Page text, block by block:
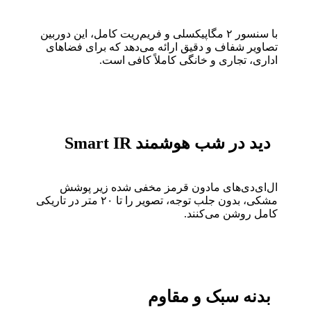
با سنسور ۲ مگاپیکسلی و فریم‌ریت کامل، این دوربین
تصاویر شفاف و دقیق ارائه می‌دهد که برای فضاهای
اداری، تجاری و خانگی کاملاً کافی است.
دید در شب هوشمند Smart IR
ال‌ای‌دی‌های مادون قرمز مخفی شده زیر پوشش
مشکی، بدون جلب توجه، تصویر را تا ۲۰ متر در تاریکی
کامل روشن می‌کنند.
بدنه سبک و مقاوم